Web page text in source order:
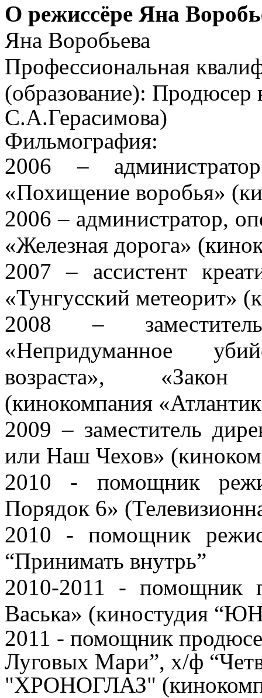
О режиссёре Яна
Яна Воробьева
Профессиональная
(образование): Продюсер
С.А.Герасимова)
Фильмография:
2006 –
«Похищение воробья»
2006 – администратор,
«Железная дорога»
2007 – ассистент
«Тунгусский метеорит»
2008 –
«Непридуманное
возраста», «Закон
(кинокомпания
2009 – заместитель
или Наш Чехов»
2010 - помощник
Порядок 6»
2010 - помощник
“Принимать внутрь”
2010-2011 - помощник
Васька» (киностудия
2011 - помощник
Луговых Мари”, х/ф
"ХРОНОГЛАЗ"